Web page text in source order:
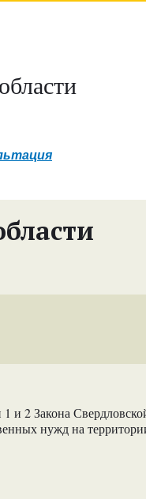
и 2 Закона
нужд на